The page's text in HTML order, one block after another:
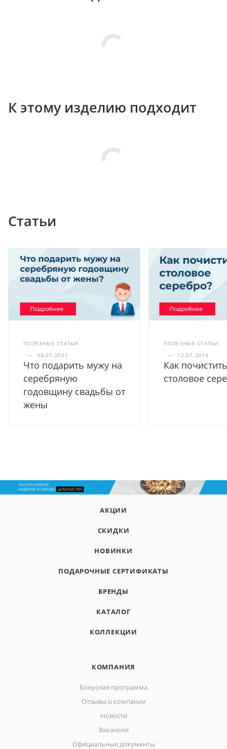
К этому изделию подходит
Статьи
ПОЛЕЗНЫЕ СТАТЬИ
—
04.01.2021
Что подарить мужу на
серебряную
годовщину свадьбы от
жены
ПОЛЕЗНЫЕ СТАТЬИ
—
12.07.2014
Как почистить
столовое
АКЦИИ
СКИДКИ
НОВИНКИ
ПОДАРОЧНЫЕ СЕРТИФИКАТЫ
БРЕНДЫ
КАТАЛОГ
КОЛЛЕКЦИИ
КОМПАНИЯ
Бонусная программа
Отзывы о компании
Новости
Вакансии
Официальные документы